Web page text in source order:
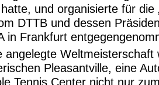
und organisierte für
DTTB und dessen
in Frankfurt
angelegte
Pleasantville, eine
Tennis Center nicht nur